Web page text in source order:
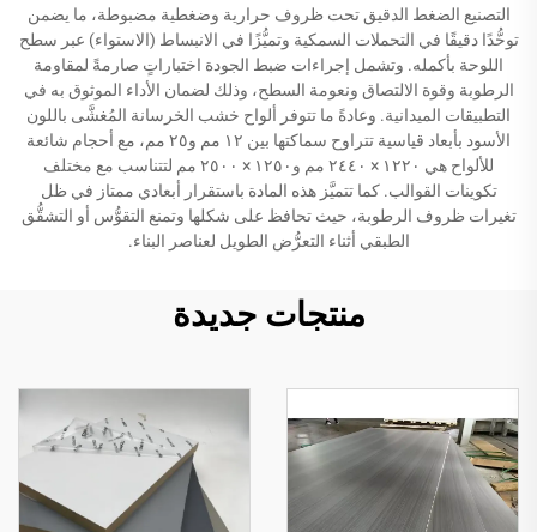
التصنيع الضغط الدقيق تحت ظروف حرارية وضغطية مضبوطة، ما يضمن
توحُّدًا دقيقًا في التحملات السمكية وتميُّزًا في الانبساط (الاستواء) عبر سطح
اللوحة بأكمله. وتشمل إجراءات ضبط الجودة اختباراتٍ صارمةً لمقاومة
الرطوبة وقوة الالتصاق ونعومة السطح، وذلك لضمان الأداء الموثوق به في
التطبيقات الميدانية. وعادةً ما تتوفر ألواح خشب الخرسانة المُغشَّى باللون
الأسود بأبعاد قياسية تتراوح سماكتها بين ١٢ مم و٢٥ مم، مع أحجام شائعة
للألواح هي ١٢٢٠ × ٢٤٤٠ مم و١٢٥٠ × ٢٥٠٠ مم لتتناسب مع مختلف
تكوينات القوالب. كما تتميَّز هذه المادة باستقرار أبعادي ممتاز في ظل
تغيرات ظروف الرطوبة، حيث تحافظ على شكلها وتمنع التقوُّس أو التشقُّق
الطبقي أثناء التعرُّض الطويل لعناصر البناء.
منتجات جديدة